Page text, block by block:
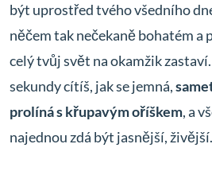
být uprostřed tvého všedního
něčem tak nečekaně bohatém a
celý tvůj svět na okamžik
sekundy cítíš, jak se jemná,
prolíná s křupavým oříškem, a
najednou zdá být jasnější, živější.